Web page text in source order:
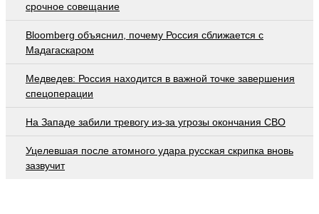
срочное совещание
Bloomberg объяснил, почему Россия сближается с
Мадагаскаром
Медведев: Россия находится в важной точке завершения
спецоперации
На Западе забили тревогу из-за угрозы окончания СВО
Уцелевшая после атомного удара русская скрипка вновь
зазвучит